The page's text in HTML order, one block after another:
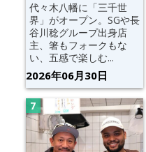
代々木八幡に「三千世
界」がオープン。SGや長
谷川稔グループ出身店
主、箸もフォークもな
い、五感で楽しむ...
2026年06月30日